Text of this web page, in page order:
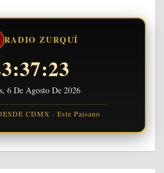
RADIO ZURQUÍ
6 De Agosto De 2026
CDMX · Este Paisano